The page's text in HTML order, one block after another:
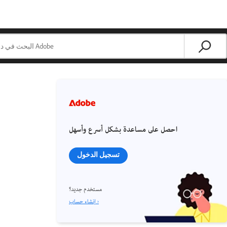
احصل على مساعدة بشكل أسرع وأسهل
تسجيل الدخول
مستخدم جديد؟
إنشاء حساب ›